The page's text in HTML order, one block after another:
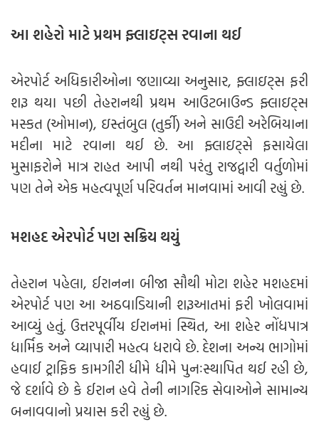
આ શહેરો માટે પ્રથમ ફ્લાઇટ્સ રવાના થઈ
એરપોર્ટ અધિકારીઓના જણાવ્યા અનુસાર, ફ્લાઇટ્સ ફરી
શરૂ થયા પછી તેહરાનથી પ્રથમ આઉટબાઉન્ડ ફ્લાઇટ્સ
મસ્કત (ઓમાન), ઇસ્તંબુલ (તુર્કી) અને સાઉદી અરેબિયાના
મદીના માટે રવાના થઈ છે. આ ફ્લાઇટ્સે ફસાયેલા
મુસાફરોને માત્ર રાહત આપી નથી પરંતુ રાજદ્વારી વર્તુળોમાં
પણ તેને એક મહત્વપૂર્ણ પરિવર્તન માનવામાં આવી રહ્યું છે.
મશહદ એરપોર્ટ પણ સક્રિય થયું
તેહરાન પહેલા, ઈરાનના બીજા સૌથી મોટા શહેર મશહદમાં
એરપોર્ટ પણ આ અઠવાડિયાની શરૂઆતમાં ફરી ખોલવામાં
આવ્યું હતું. ઉત્તરપૂર્વીય ઈરાનમાં સ્થિત, આ શહેર નોંધપાત્ર
ધાર્મિક અને વ્યાપારી મહત્વ ધરાવે છે. દેશના અન્ય ભાગોમાં
હવાઈ ટ્રાફિક કામગીરી ધીમે ધીમે પુનઃસ્થાપિત થઈ રહી છે,
જે દર્શાવે છે કે ઈરાન હવે તેની નાગરિક સેવાઓને સામાન્ય
બનાવવાનો પ્રયાસ કરી રહ્યું છે.